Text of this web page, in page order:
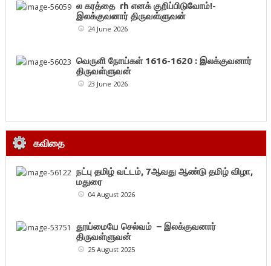
ல கரத்தை rh எனக் குறிப்பிடுவோம்!-
இலக்குவனார் திருவள்ளுவன்
24 June 2026
வெருளி நோய்கள் 1616-1620 : இலக்குவனார்
திருவள்ளுவன்
23 June 2026
கவிதை
நட்பு தமிழ் வட்டம், 7ஆவது ஆண்டு தமிழ் விழா,
மதுரை
04 August 2026
தூய்மையே செல்வம் – இலக்குவனார்
திருவள்ளுவன்
25 August 2025